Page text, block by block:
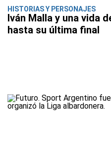
HISTORIAS Y PERSONAJES
Iván Malla y una vida
hasta su última final